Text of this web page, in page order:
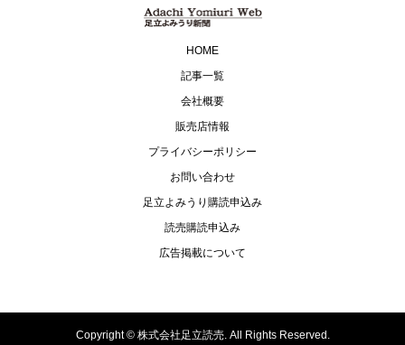
HOME
記事一覧
会社概要
販売店情報
プライバシーポリシー
お問い合わせ
足立よみうり購読申込み
読売購読申込み
広告掲載について
Copyright ©株式会社足立読売. All Rights Reserved.